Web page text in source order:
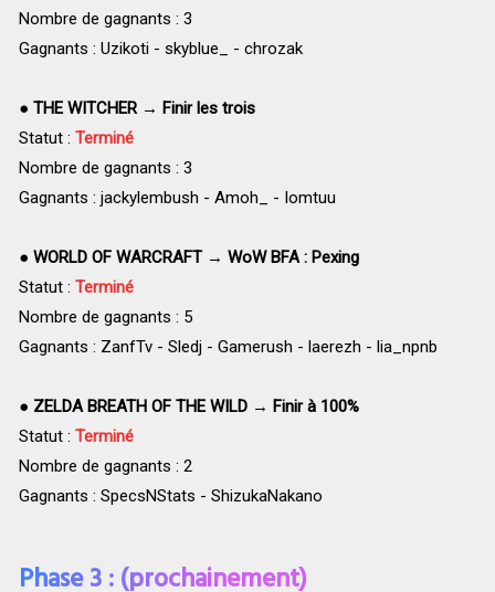
Nombre de gagnants : 3
Gagnants : Uzikoti - skyblue_ - chrozak
● THE WITCHER → Finir les trois
Statut : Terminé
Nombre de gagnants : 3
Gagnants : jackylembush - Amoh_ - Iomtuu
● WORLD OF WARCRAFT → WoW BFA : Pexing
Statut : Terminé
Nombre de gagnants : 5
Gagnants : ZanfTv - Sledj - Gamerush - laerezh - lia_npnb
● ZELDA BREATH OF THE WILD → Finir à 100%
Statut : Terminé
Nombre de gagnants : 2
Gagnants : SpecsNStats - ShizukaNakano
Phase 3 : (prochainement)